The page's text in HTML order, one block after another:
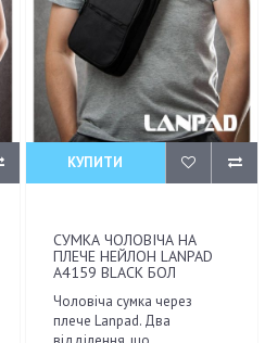
КУПИТИ
СУМКА ЧОЛОВІЧА НА
ПЛЕЧЕ НЕЙЛОН LANPAD
A4159 BLACK БОЛ
Чоловіча сумка через
плече Lanpad. Два